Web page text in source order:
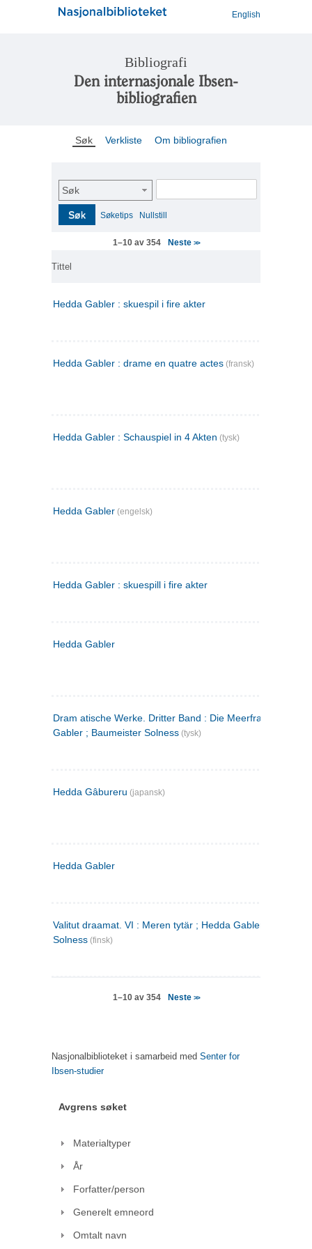
English
Bibliografi
Den internasjonale Ibsen-
bibliografien
Søk Verkliste Om bibliografien
Søk
Søk Søketips Nullstill
1–10 av 354 Neste >>
Tittel
Hedda Gabler : skuespil i fire akter
Hedda Gabler : drame en quatre actes (fransk)
Hedda Gabler : Schauspiel in 4 Akten (tysk)
Hedda Gabler (engelsk)
Hedda Gabler : skuespill i fire akter
Hedda Gabler
Dram atische Werke. Dritter Band : Die Meerfrau ; Hedda
Gabler ; Baumeister Solness (tysk)
Hedda Gâbureru (japansk)
Hedda Gabler
Valitut draamat. VI : Meren tytär ; Hedda Gabler ;
Solness (finsk)
1–10 av 354 Neste >>
Nasjonalbiblioteket i samarbeid med Senter for
Ibsen-studier
Avgrens søket
Materialtyper
År
Forfatter/person
Generelt emneord
Omtalt navn